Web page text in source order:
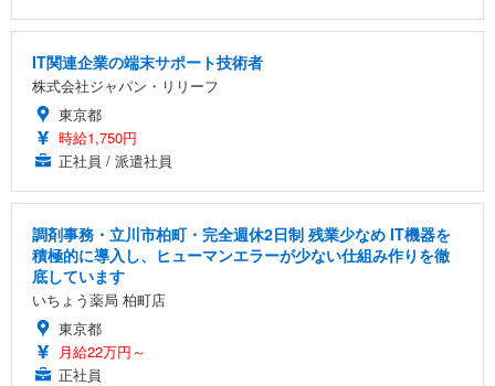
IT関連企業の端末サポート技術者
株式会社ジャパン・リリーフ
東京都
時給1,750円
正社員 / 派遣社員
調剤事務・立川市柏町・完全週休2日制 残業少なめ IT機器を
積極的に導入し、ヒューマンエラーが少ない仕組み作りを徹
底しています
いちょう薬局 柏町店
東京都
月給22万円～
正社員